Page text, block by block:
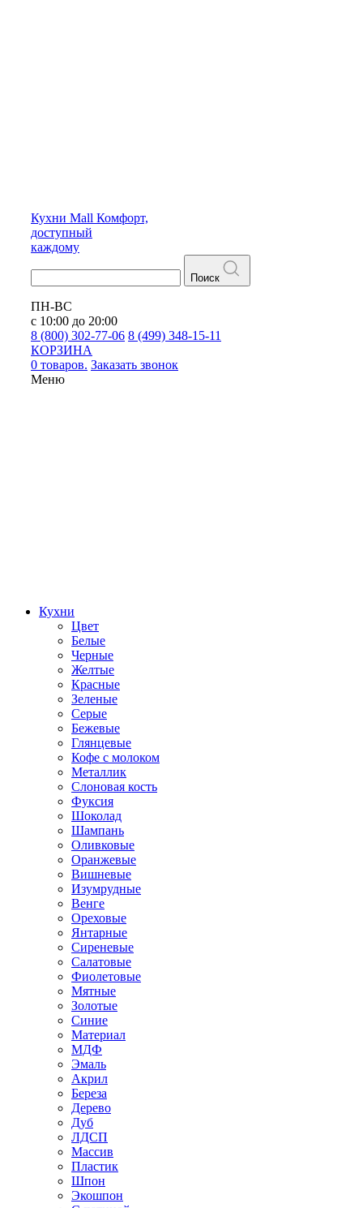
Кухни Mall Комфорт,
доступный
каждому
Поиск
ПН-ВС
с 10:00 до 20:00
8 (800) 302-77-06 8 (499) 348-15-11
КОРЗИНА
0 товаров. Заказать звонок
Меню
Кухни
Цвет
Белые
Черные
Желтые
Красные
Зеленые
Серые
Бежевые
Глянцевые
Кофе с молоком
Металлик
Слоновая кость
Фуксия
Шоколад
Шампань
Оливковые
Оранжевые
Вишневые
Изумрудные
Венге
Ореховые
Янтарные
Сиреневые
Салатовые
Фиолетовые
Мятные
Золотые
Синие
Материал
МДФ
Эмаль
Акрил
Береза
Дерево
Дуб
ЛДСП
Массив
Пластик
Шпон
Экошпон